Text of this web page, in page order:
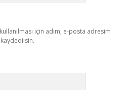
için adım, e-posta adresim